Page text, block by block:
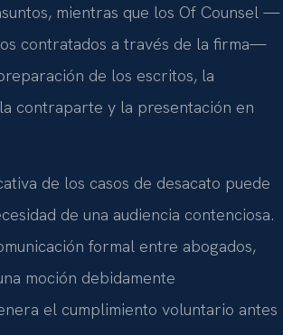
mientras que los Of Counsel —
contratados a través de la firma—
de los escritos, la
contraparte y la presentación en
de los casos de desacato puede
de una audiencia contenciosa.
formal entre abogados,
moción debidamente
el cumplimiento voluntario antes